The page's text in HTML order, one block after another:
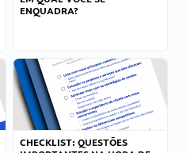
ENQUADRA?
CHECKLIST: QUESTÕES